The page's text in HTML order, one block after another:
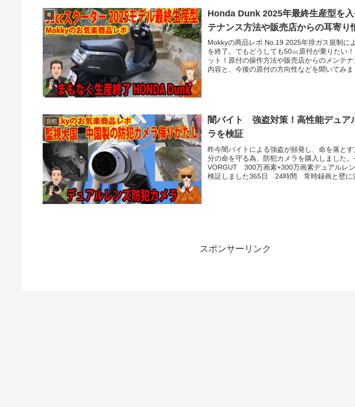
車
Honda Dunk 2025年最終生産型を
テナンス方法や販売店からの耳寄り
Mokkyの商品レポ No.19 2025年排ガス規制に
を終了。でもどうしても50㏄原付が乗りたい
ット！原付の操作方法や販売店からのメンテ
内容と、今後の原付の方向性などを聞いてみま
防犯
闇バイト 強盗対策！高性能デュア
ラを検証
昨今闇バイトによる強盗が頻発し、命を落と
分の命を守る為、防犯カメラを購入しました
VORGUT 300万画素+300万画素デュアルレ
検証しました365日 24時間 常時録画と壁に
スポンサーリンク